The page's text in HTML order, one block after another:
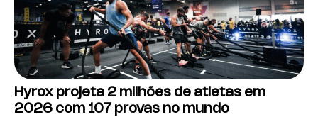
Hyrox projeta 2 milhões de atletas em
2026 com 107 provas no mundo